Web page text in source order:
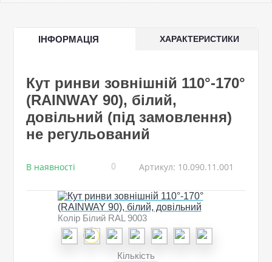
ІНФОРМАЦІЯ ХАРАКТЕРИСТИКИ
Кут ринви зовнішній 110°-170°
(RAINWAY 90), білий,
довільний (під замовлення)
не регульований
В наявності 0 Артикул: 10.090.11.001
Колір Білий RAL 9003
Кількість